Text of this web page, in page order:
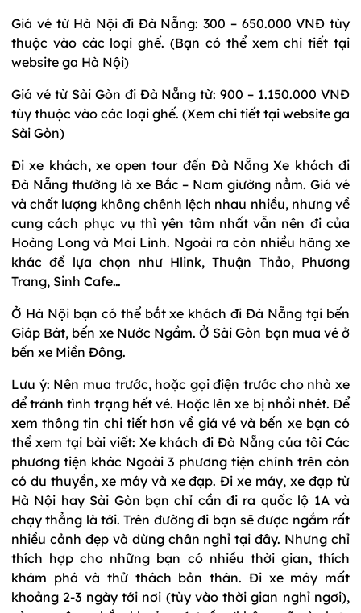
Giá vé từ Hà Nội đi Đà Nẵng: 300 – 650.000 VNĐ tùy
thuộc vào các loại ghế. (Bạn có thể xem chi tiết tại
website ga Hà Nội)
Giá vé từ Sài Gòn đi Đà Nẵng từ: 900 – 1.150.000 VNĐ
tùy thuộc vào các loại ghế. (Xem chi tiết tại website ga
Sài Gòn)
Đi xe khách, xe open tour đến Đà Nẵng Xe khách đi
Đà Nẵng thường là xe Bắc – Nam giường nằm. Giá vé
và chất lượng không chênh lệch nhau nhiều, nhưng về
cung cách phục vụ thì yên tâm nhất vẫn nên đi của
Hoàng Long và Mai Linh. Ngoài ra còn nhiều hãng xe
khác để lựa chọn như Hlink, Thuận Thảo, Phương
Trang, Sinh Cafe…
Ở Hà Nội bạn có thể bắt xe khách đi Đà Nẵng tại bến
Giáp Bát, bến xe Nước Ngầm. Ở Sài Gòn bạn mua vé ở
bến xe Miền Đông.
Lưu ý: Nên mua trước, hoặc gọi điện trước cho nhà xe
để tránh tình trạng hết vé. Hoặc lên xe bị nhồi nhét. Để
xem thông tin chi tiết hơn về giá vé và bến xe bạn có
thể xem tại bài viết: Xe khách đi Đà Nẵng của tôi Các
phương tiện khác Ngoài 3 phương tiện chính trên còn
có du thuyền, xe máy và xe đạp. Đi xe máy, xe đạp từ
Hà Nội hay Sài Gòn bạn chỉ cần đi ra quốc lộ 1A và
chạy thẳng là tới. Trên đường đi bạn sẽ được ngắm rất
nhiều cảnh đẹp và dừng chân nghỉ tại đây. Nhưng chỉ
thích hợp cho những bạn có nhiều thời gian, thích
khám phá và thử thách bản thân. Đi xe máy mất
khoảng 2-3 ngày tới nơi (tùy vào thời gian nghỉ ngơi),